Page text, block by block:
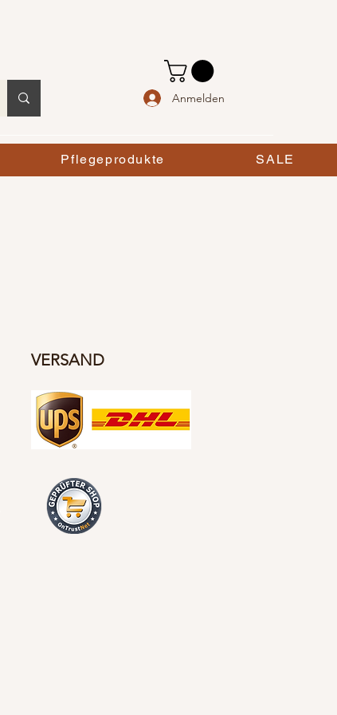
Anmelden
Pflegeprodukte SALE
VERSAND